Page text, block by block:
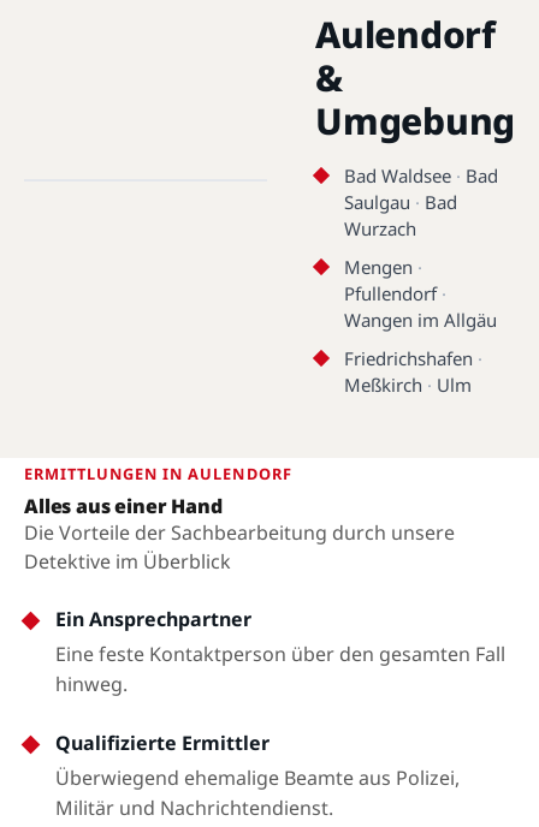
Aulendorf
&
Umgebung
Bad Waldsee · Bad
Saulgau · Bad
Wurzach
Mengen ·
Pfullendorf·
Wangen im Allgäu
Friedrichshafen ·
Meßkirch · Ulm
ERMITTLUNGEN IN AULENDORF
Alles aus einer Hand
Die Vorteile der Sachbearbeitung durch unsere
Detektive im Überblick
Ein Ansprechpartner
Eine feste Kontaktperson über den gesamten Fall
hinweg.
Qualifizierte Ermittler
Überwiegend ehemalige Beamte aus Polizei,
Militär und Nachrichtendienst.